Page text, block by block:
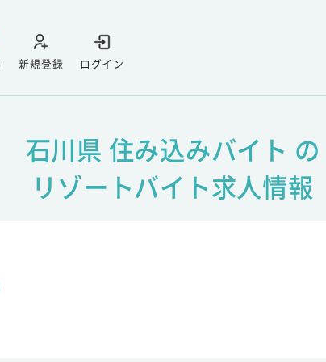
ログイン
新規登録
石川県 住み込みバイト の
リゾートバイト求人情報